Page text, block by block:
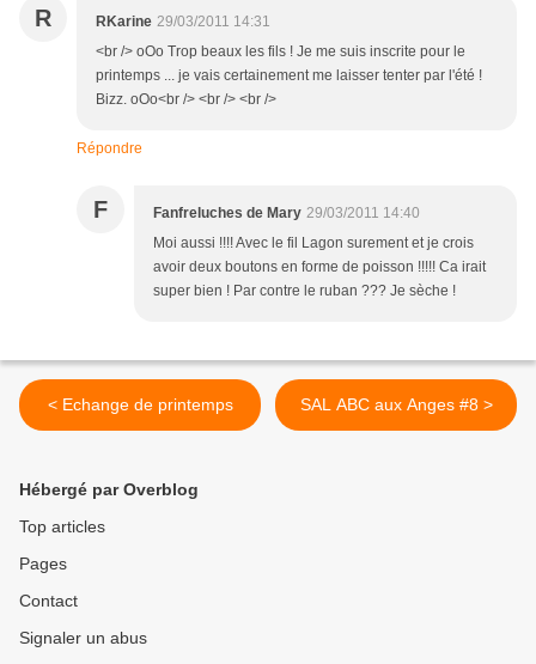
R RKarine 29/03/2011 14:31
<br /> oOo Trop beaux les fils ! Je me suis inscrite pour le
printemps ... je vais certainement me laisser tenter par l'été !
Bizz. oOo<br /> <br /> <br />
Répondre
F Fanfreluches de Mary 29/03/2011 14:40
Moi aussi !!!! Avec le fil Lagon surement et je crois
avoir deux boutons en forme de poisson !!!!! Ca irait
super bien ! Par contre le ruban ??? Je sèche !
< Echange de printemps SAL ABC aux Anges #8 >
Hébergé par Overblog
Top articles
Pages
Contact
Signaler un abus